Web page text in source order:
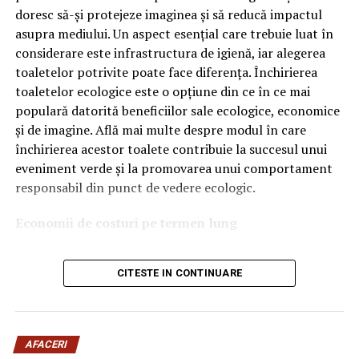
venim cu ajutor din
România. Nu doar să luăm
bani din România şi
ulterior să-i furăm pe aici,
dar să vină o guvernare
instruită în România, cu
modelul DNA care
funcţionează şi care chiar
a pus hoţii la puşcărie. Noi
ne bucurăm că Plahotniuc
a luat banii şi a fugit şi noi
pentru asta l-am făcut pe
Dodon erou naţional”, a
Ce înseamnă Ravenol VMP?
DenumireaVMPidentifică o gamă de uleiuri dezvoltate
pentru motoare moderne care necesită performanțe
ridicate și compatibilitate cu numeroase specificații ale
constructorilor auto.
Acest produs este destinat în special motoarelor
moderne pe benzină și diesel, inclusiv celor echipate cu:
catalizatoare moderne;
sisteme Start-Stop.
Ce înseamnă USVO?
Una dintre cele mai importante caracteristici ale acestui
doresc să-și protejeze imaginea și să reducă impactul
asupra mediului. Un aspect esențial care trebuie luat în
considerare este infrastructura de igienă, iar alegerea
toaletelor potrivite poate face diferența. Închirierea
toaletelor ecologice este o opțiune din ce în ce mai
populară datorită beneficiilor sale ecologice, economice
și de imagine. Află mai multe despre modul în care
închirierea acestor toalete contribuie la succesul unui
eveniment verde și la promovarea unui comportament
responsabil din punct de vedere ecologic.
Economii de costuri pe termen lung
Unul dintre cele mai mari avantaje ale activității
închiriere toalete ecologiceeste economia de costuri.
termen lung, aceasta este o opțiune mai rentabilă decât
construirea unei infrastructuri permanente de toalete.
Toaletele ecologice nu necesită conexiuni complexe la
CITESTE IN CONTINUARE
AFACERI